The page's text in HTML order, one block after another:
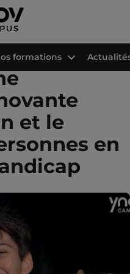
et le
en
formations